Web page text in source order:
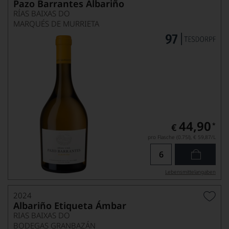
Pazo Barrantes Albariño
RÍAS BAIXAS DO
MARQUÉS DE MURRIETA
€ 44,90 *
pro Flasche (0.75l), € 59,87/L
Lebensmittel­angaben
2024
Albariño Etiqueta Ámbar
RIAS BAIXAS DO
BODEGAS GRANBAZÁN